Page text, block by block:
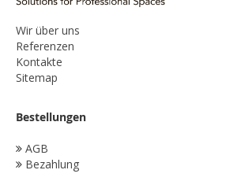
Wir über uns
Referenzen
Kontakte
Sitemap
Bestellungen
AGB
Bezahlung